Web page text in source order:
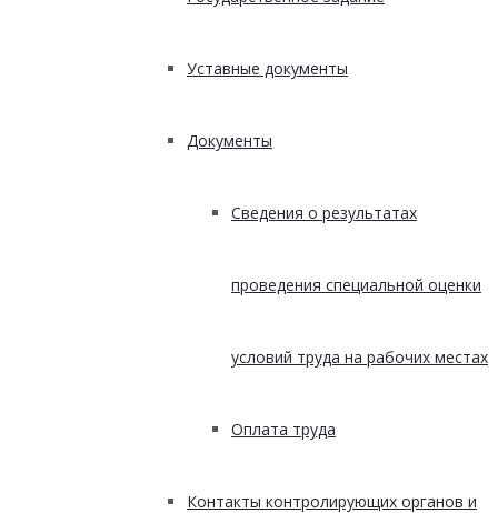
Уставные документы
Документы
Сведения о результатах
проведения специальной оценки
условий труда на рабочих местах
Оплата труда
Контакты контролирующих органов и